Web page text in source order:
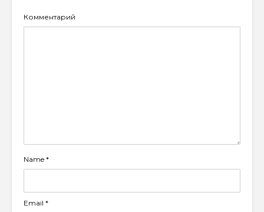
Комментарий
Name *
Email *